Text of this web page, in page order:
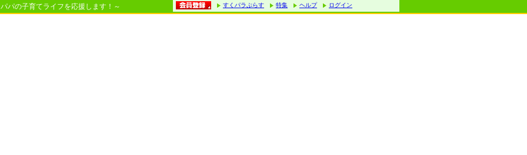
パの子育てライフを応援します！～ すくパラぷらす 特集 ヘルプ ログイン